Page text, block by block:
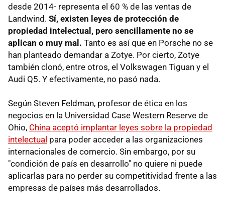
desde 2014- representa el 60 % de las ventas de
Landwind. Sí, existen leyes de protección de
propiedad intelectual, pero sencillamente no se
aplican o muy mal. Tanto es así que en Porsche no se
han planteado demandar a Zotye. Por cierto, Zotye
también clonó, entre otros, el Volkswagen Tiguan y el
Audi Q5. Y efectivamente, no pasó nada.
Según Steven Feldman, profesor de ética en los
negocios en la Universidad Case Western Reserve de
Ohio, China aceptó implantar leyes sobre la propiedad
intelectual para poder acceder a las organizaciones
internacionales de comercio. Sin embargo, por su
"condición de país en desarrollo" no quiere ni puede
aplicarlas para no perder su competitividad frente a las
empresas de países más desarrollados.